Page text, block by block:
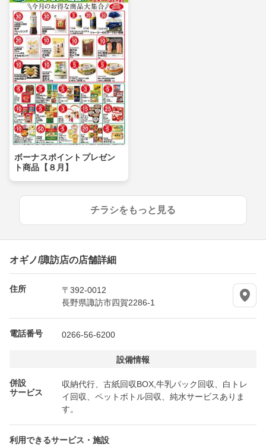
ボーナスポイントプレゼン
ト商品【８月】
チラシをもっと見る
オギノ/諏訪店の店舗詳細
住所
〒392-0012
長野県諏訪市四賀2286-1
電話番号 0266-56-6200
設備情報
併設
サービス
収納代行、古紙回収BOX,牛乳パック回収、白トレ
イ回収、ペットボトル回収、純水サービスありま
す。
利用できるサービス・施設